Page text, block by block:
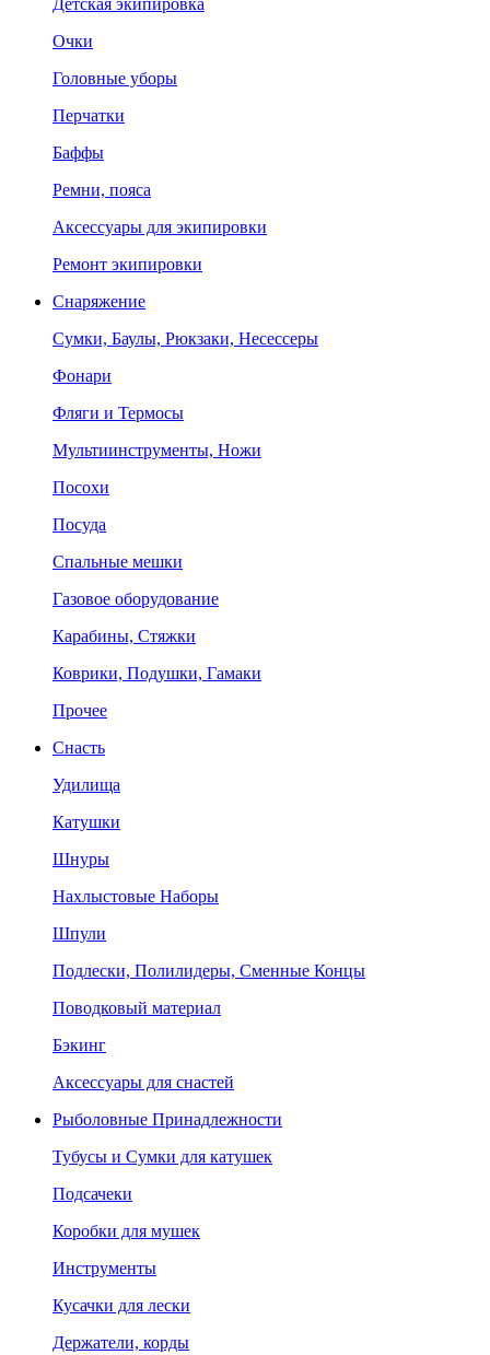
Очки
Головные уборы
Перчатки
Баффы
Ремни, пояса
Аксессуары для экипировки
Ремонт экипировки
Снаряжение
Сумки, Баулы, Рюкзаки, Несессеры
Фонари
Фляги и Термосы
Мультиинструменты, Ножи
Посохи
Посуда
Спальные мешки
Газовое оборудование
Карабины, Стяжки
Коврики, Подушки, Гамаки
Прочее
Снасть
Удилища
Катушки
Шнуры
Нахлыстовые Наборы
Шпули
Подлески, Полилидеры, Сменные Концы
Поводковый материал
Бэкинг
Аксессуары для снастей
Рыболовные Принадлежности
Тубусы и Сумки для катушек
Подсачеки
Коробки для мушек
Инструменты
Кусачки для лески
Держатели, корды